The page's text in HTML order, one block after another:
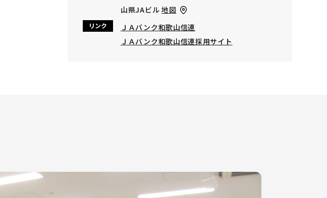
山県JAビル 地図
リンク
ＪＡバンク和歌山信連
ＪＡバンク和歌山信連採用サイト